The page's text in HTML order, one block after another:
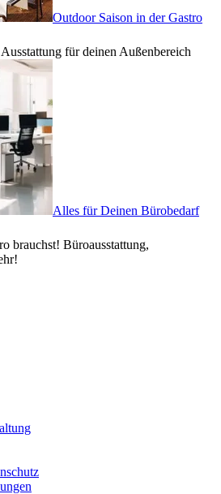
Outdoor Saison in der Gastro
für deinen Außenbereich
Alles für Deinen Bürobedarf
brauchst! Büroausstattung,